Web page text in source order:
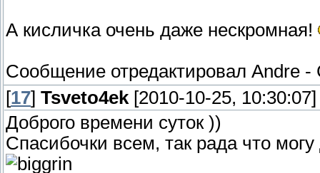
А кисличка очень даже нескромная!
Сообщение отредактировал Andre -
[17] Tsveto4ek [2010-10-25, 10:30:07]
Доброго времени суток ))
Спасибочки всем, так рада что